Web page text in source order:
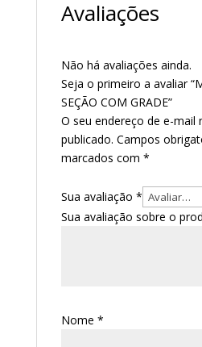
Avaliações
Não há avaliações ainda.
Seja o primeiro a avaliar
SEÇÃO COM GRADE”
O seu endereço de e-mail
publicado. Campos
marcados com *
Sua avaliação *
Sua avaliação sobre o
Nome *